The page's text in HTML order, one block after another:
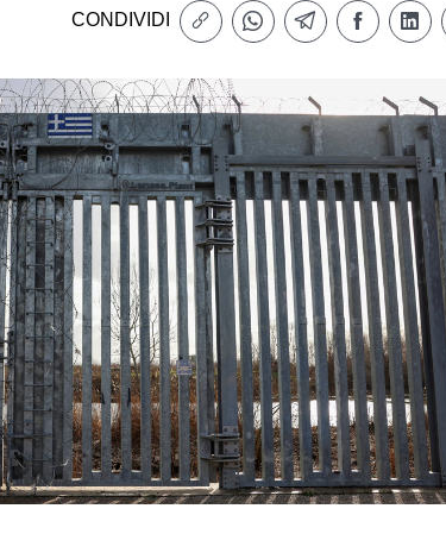
CONDIVIDI